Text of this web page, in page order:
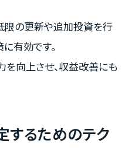
限の更新や追加投資を行
有効です。
向上させ、収益改善にも
するためのテク